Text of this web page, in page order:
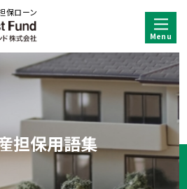
保ローン
担保用語集